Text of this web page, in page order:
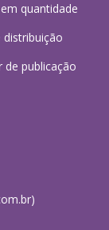
quantidade
distribuição
de publicação